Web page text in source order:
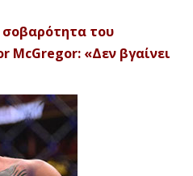
σοβαρότητα του
McGregor: «Δεν βγαίνει